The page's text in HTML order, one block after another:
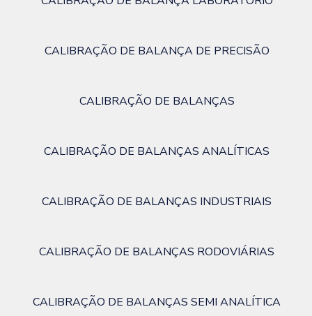
CALIBRAÇÃO DE BALANÇA DE PRECISÃO
CALIBRAÇÃO DE BALANÇAS
CALIBRAÇÃO DE BALANÇAS ANALÍTICAS
CALIBRAÇÃO DE BALANÇAS INDUSTRIAIS
CALIBRAÇÃO DE BALANÇAS RODOVIÁRIAS
CALIBRAÇÃO DE BALANÇAS SEMI ANALÍTICA